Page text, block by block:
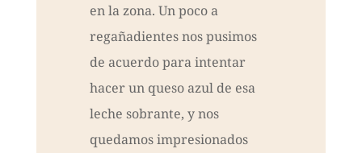
en la zona. Un poco a
regañadientes nos pusimos
de acuerdo para intentar
hacer un queso azul de esa
leche sobrante, y nos
quedamos impresionados